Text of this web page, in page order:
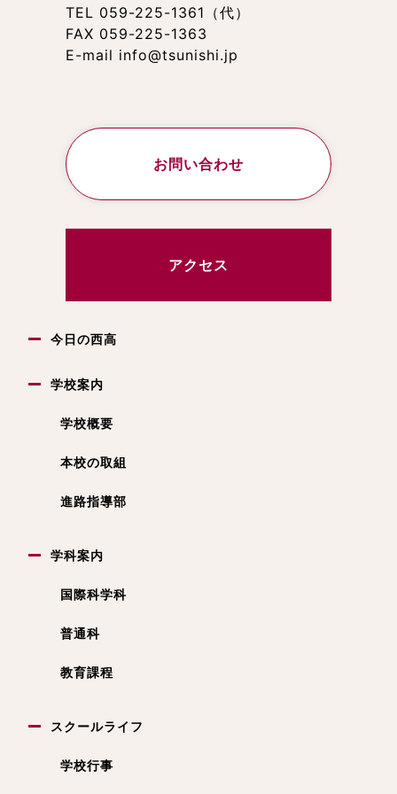
TEL 059-225-1361（代）
FAX 059-225-1363
E-mail info@tsunishi.jp
お問い合わせ
アクセス
今日の西高
学校案内
学校概要
本校の取組
進路指導部
学科案内
国際科学科
普通科
教育課程
スクールライフ
学校行事